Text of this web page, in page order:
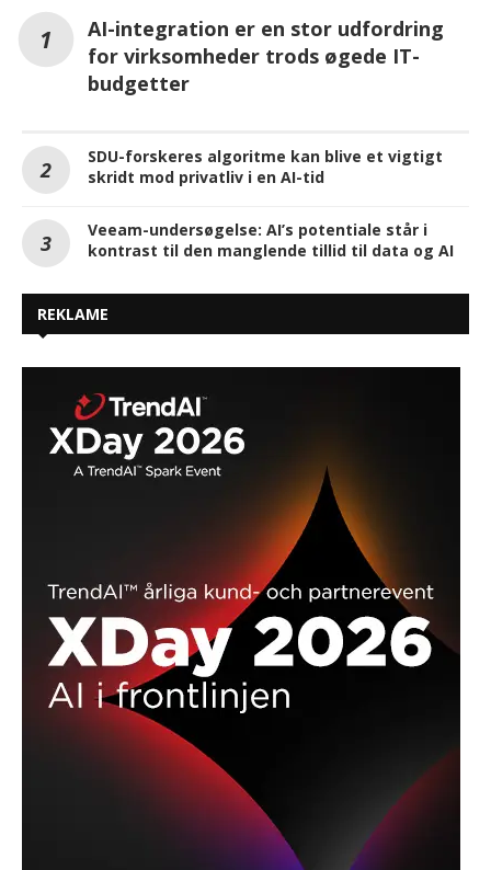
AI-integration er en stor udfordring
for virksomheder trods øgede IT-
budgetter
SDU-forskeres algoritme kan blive et vigtigt
skridt mod privatliv i en AI-tid
Veeam-undersøgelse: AI’s potentiale står i
kontrast til den manglende tillid til data og AI
REKLAME